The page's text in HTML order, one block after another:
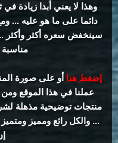
وهذا لا يعني أبدا زيادة
دائما على ما هو عليه ...
سينخفض سعره أكثر وأكثر
مناسبة
إضغط هنا أو على صورة
عملنا في هذا الموقع
منتجات توضيحية مذهلة
... والكل رائع ومميز